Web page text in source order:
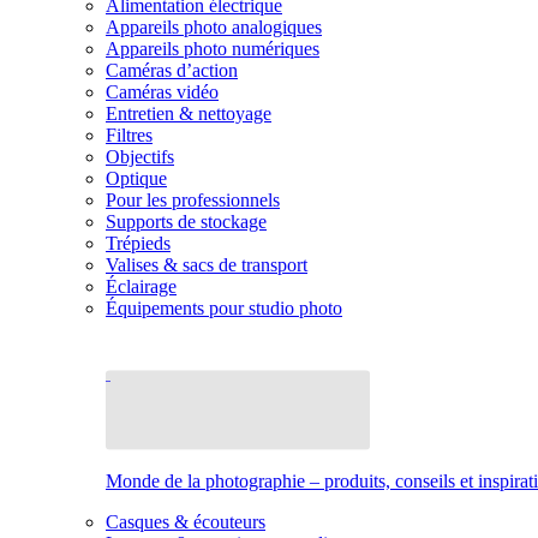
Alimentation électrique
Appareils photo analogiques
Appareils photo numériques
Caméras d’action
Caméras vidéo
Entretien & nettoyage
Filtres
Objectifs
Optique
Pour les professionnels
Supports de stockage
Trépieds
Valises & sacs de transport
Éclairage
Équipements pour studio photo
Monde de la photographie – produits, conseils et
Casques & écouteurs